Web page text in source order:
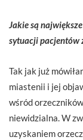
Jakie są
sytuacji pacjentów
Tak jak już
miastenii i jej
wśród
niewidzialna. W
uzyskaniem